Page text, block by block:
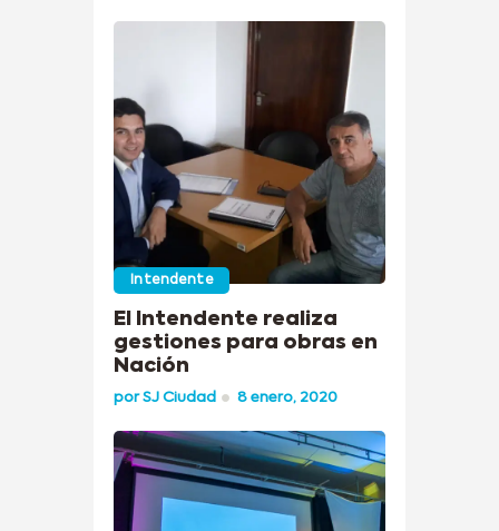
Intendente
El Intendente realiza
gestiones para obras en
Nación
porSJ Ciudad 8 enero, 2020